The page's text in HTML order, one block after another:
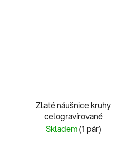
Zlaté náušnice kruhy
celogravírované
Skladem(1 pár)